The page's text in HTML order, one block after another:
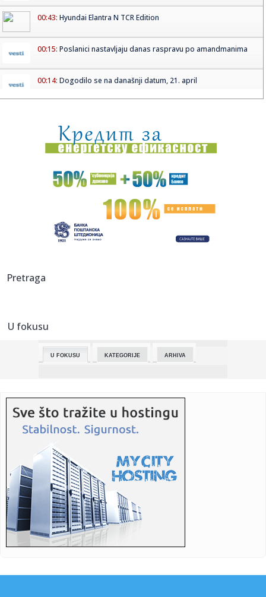
00:43: Hyundai Elantra N TCR Edition
00:15: Poslanici nastavljaju danas raspravu po amandmanima
00:14: Dogodilo se na današnji datum, 21. april
00:01:Otkriveni jezivi detalji masakra u Luzijani: Otac ubio svoje
sedm...
23:47:ZVEZDA TRLJA RUKE: Đurišić blista u dresu Mege!
Zelenski: Ukrajina i EU traže rešenje za pomoć i nove
23:30:Dve godine od iznenadne smrti voditeljke Bojane Janković:
ne postig...
23:04:
23:02: BMW povukao svoj veliki električni SUV s velikog tržišta
23:02:Čović sa biskupom Majićem: Važno nastaviti saradnju sa
vlasti...
23:02:"Superman" se vraća: Slika otkrila velikog neprijatelja
(FOTO)
23:02:Magazin People izabrao: En Hatavej najljepša zvijezda
svijeta
23:01:Velika System of a Down i Slipknot žurka u četvrtak u Nišu!
Pretraga
U fokusu
U FOKUSU KATEGORIJE ARHIVA